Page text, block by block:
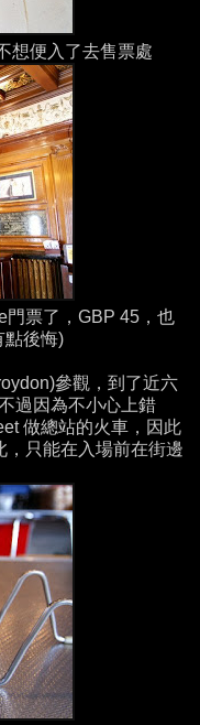
想便入了去售票處
門票了，GBP 45，也
點後悔)
參觀，到了近六
過因為不小心上錯
做總站的火車，因此
，只能在入場前在街邊